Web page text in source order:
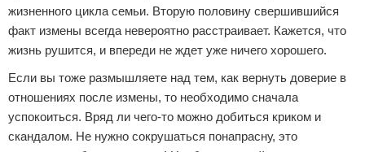
жизненного цикла семьи. Вторую половину свершившийся
факт измены всегда невероятно расстраивает. Кажется, что
жизнь рушится, и впереди не ждет уже ничего хорошего.
Если вы тоже размышляете над тем, как вернуть доверие в
отношениях после измены, то необходимо сначала
успокоиться. Вряд ли чего-то можно добиться криком и
скандалом. Не нужно сокрушаться понапрасну, это